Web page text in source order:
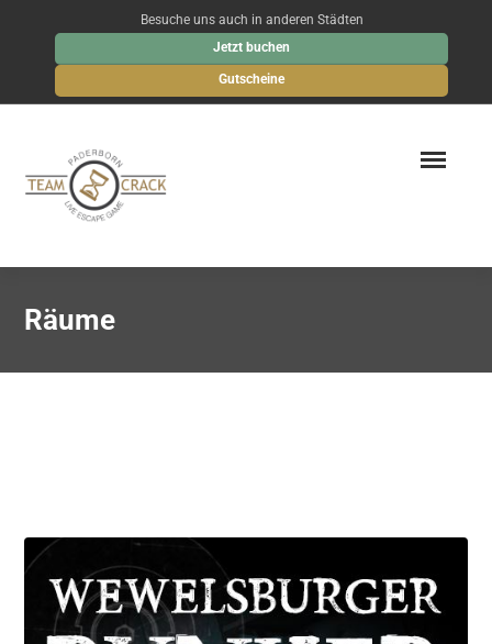
Besuche uns auch in anderen Städten
Jetzt buchen
Gutscheine
Räume